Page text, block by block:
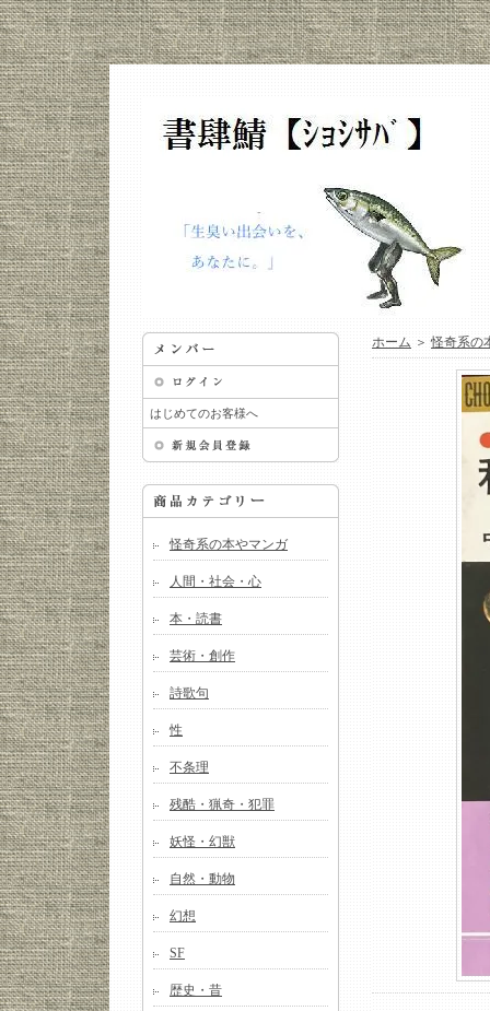
はじめてのお客様へ
怪奇系の本やマンガ
人間・社会・心
本・読書
芸術・創作
詩歌句
性
不条理
残酷・猟奇・犯罪
妖怪・幻獣
自然・動物
幻想
SF
歴史・昔
ホーム ＞ 怪奇系の